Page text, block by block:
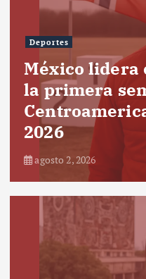
Deportes
México lidera
la primera
2026
agosto 2, 2026